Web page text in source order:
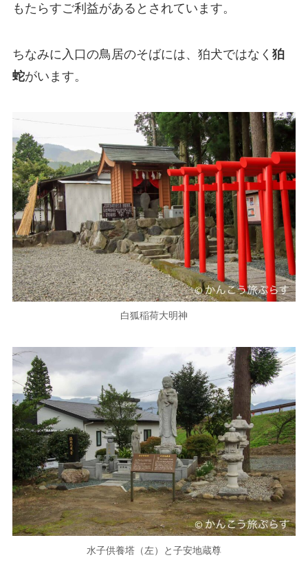
もたらすご利益があるとされています。
ちなみに入口の鳥居のそばには、狛犬ではなく 狛
蛇がいます。
白狐稲荷大明神
水子供養塔（左）と子安地蔵尊